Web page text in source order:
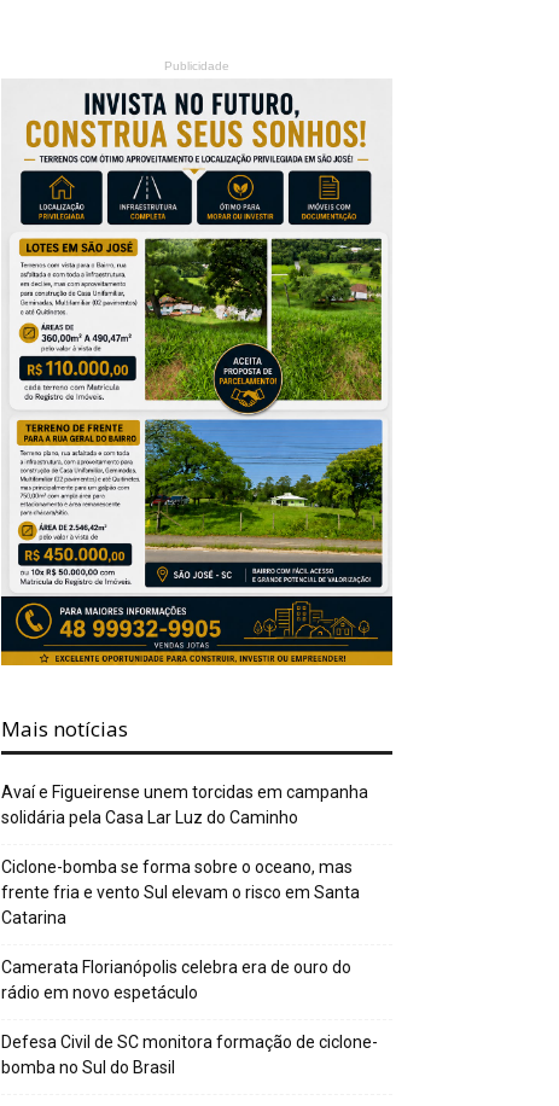
Publicidade
Mais notícias
Avaí e Figueirense unem torcidas em campanha
solidária pela Casa Lar Luz do Caminho
Ciclone-bomba se forma sobre o oceano, mas
frente fria e vento Sul elevam o risco em Santa
Catarina
Camerata Florianópolis celebra era de ouro do
rádio em novo espetáculo
Defesa Civil de SC monitora formação de ciclone-
bomba no Sul do Brasil